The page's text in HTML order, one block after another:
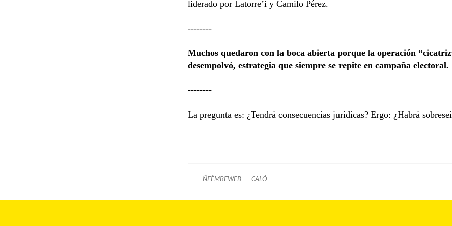
liderado por Latorre’i y Camilo Pérez.
--------
Muchos quedaron con la boca abierta porque la operación
desempolvó, estrategia que siempre se repite en campaña electoral.
--------
La pregunta es: ¿Tendrá consecuencias jurídicas? Ergo: ¿Habrá
ÑEẼMBEWEB CALÓ